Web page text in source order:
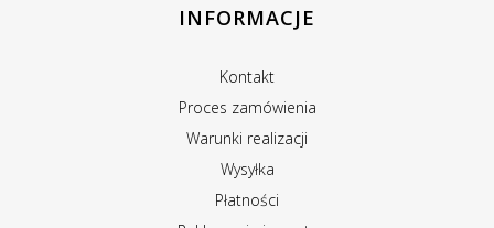
INFORMACJE
Kontakt
Proces zamówienia
Warunki realizacji
Wysyłka
Płatności